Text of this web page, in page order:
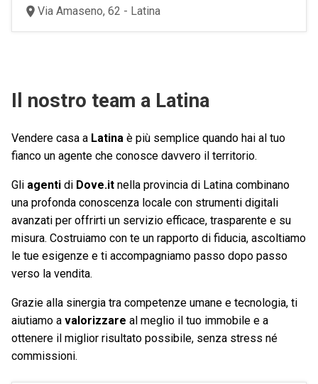
Via Amaseno, 62 - Latina
Il nostro team a Latina
Vendere casa a Latina è più semplice quando hai al tuo
fianco un agente che conosce davvero il territorio.
Gli agenti di Dove.it nella provincia di Latina combinano
una profonda conoscenza locale con strumenti digitali
avanzati per offrirti un servizio efficace, trasparente e su
misura. Costruiamo con te un rapporto di fiducia, ascoltiamo
le tue esigenze e ti accompagniamo passo dopo passo
verso la vendita.
Grazie alla sinergia tra competenze umane e tecnologia, ti
aiutiamo a valorizzare al meglio il tuo immobile e a
ottenere il miglior risultato possibile, senza stress né
commissioni.